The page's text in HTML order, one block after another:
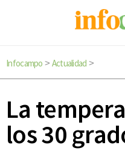
Infocampo > Actualidad >
La
los 30